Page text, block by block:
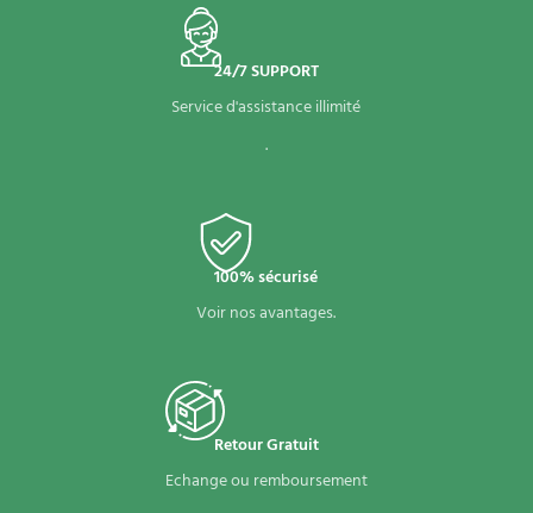
24/7 SUPPORT
Service d'assistance illimité
.
100% sécurisé
Voir nos avantages.
Retour Gratuit
Echange ou remboursement